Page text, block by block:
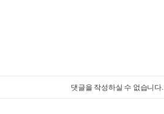
댓글을 작성하실 수 없습니다.